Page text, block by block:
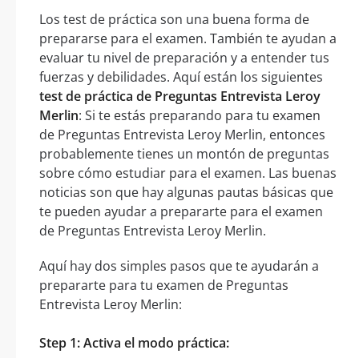
Los test de práctica son una buena forma de
prepararse para el examen. También te ayudan a
evaluar tu nivel de preparación y a entender tus
fuerzas y debilidades. Aquí están los siguientes
test de práctica de Preguntas Entrevista Leroy
Merlin: Si te estás preparando para tu examen
de Preguntas Entrevista Leroy Merlin, entonces
probablemente tienes un montón de preguntas
sobre cómo estudiar para el examen. Las buenas
noticias son que hay algunas pautas básicas que
te pueden ayudar a prepararte para el examen
de Preguntas Entrevista Leroy Merlin.
Aquí hay dos simples pasos que te ayudarán a
prepararte para tu examen de Preguntas
Entrevista Leroy Merlin:
Step 1: Activa el modo práctica: